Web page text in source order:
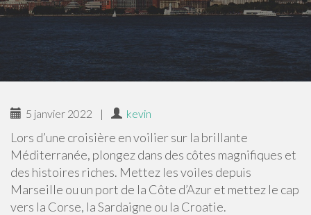
5 janvier 2022 | kevin
Lors d’une croisière en voilier sur la brillante
Méditerranée, plongez dans des côtes magnifiques et
des histoires riches. Mettez les voiles depuis
Marseille ou un port de la Côte d’Azur et mettez le cap
vers la Corse, la Sardaigne ou la Croatie.